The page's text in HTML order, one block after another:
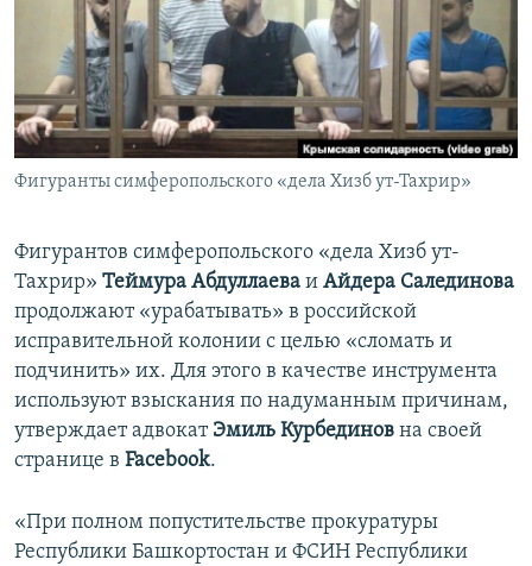
ПОБЕДИТЕЛЕЙ НЕ СУДЯТ?
КРЫМ.НЕПОКОРЕННЫЙ
ELIFBE
УКРАИНСКАЯ ПРОБЛЕМА КРЫМА
ПРИСОЕДИНЯЙТЕСЬ!
Все сайты RFE/RL
Фигуранты симферопольского «дела Хизб ут-Тахрир»
Фигурантов симферопольского «дела Хизб ут-
Тахрир» Теймура Абдуллаева и Айдера Салединова
продолжают «урабатывать» в российской
исправительной колонии с целью «сломать и
подчинить» их. Для этого в качестве инструмента
используют взыскания по надуманным причинам,
утверждает адвокат Эмиль Курбединов на своей
странице в Facebook.
«При полном попустительстве прокуратуры
Республики Башкортостан и ФСИН Республики